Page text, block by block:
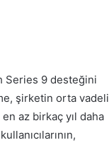
Series 9 desteğini
şirketin orta vadeli
az birkaç yıl daha